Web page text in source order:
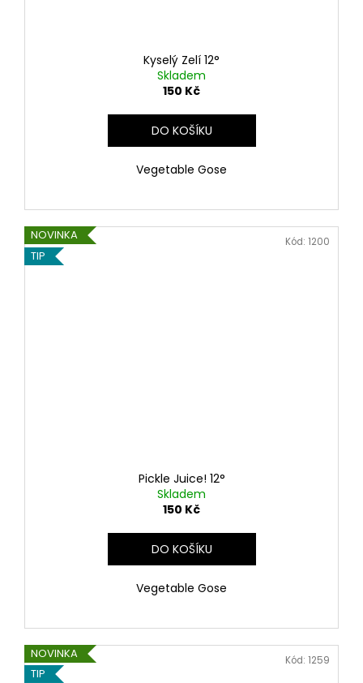
Kyselý Zelí 12°
Skladem
150 Kč
DO KOŠÍKU
Vegetable Gose
NOVINKA
TIP
Pickle Juice! 12°
Skladem
150 Kč
DO KOŠÍKU
Vegetable Gose
Kód: 1200
NOVINKA
TIP
Kód: 1259